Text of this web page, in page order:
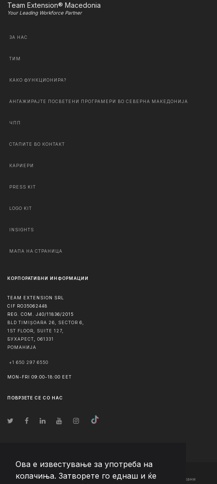
Ова е известување за употреба на
колачиња. Затворете го еднаш и ќе
Team Extension® Macedonia
Your Leading Workforce Partner
ЗА НАС
ТИМ
КАКО ФУНКЦИОНИРА?
АНГАЖИРАЈТЕ ПОСВЕТЕНИ ПРОГРАМЕРИ ВО СЕВЕРНА МАКЕДОНИЈА
ЧПП
СТАПИТЕ ВО КОНТАКТ
КАРИЕРИ
PRESS KIT
LOGO KIT
INSIGHTS
МАПА НА СТРАНИЦА
КОРПОРАТИВНИ ИНФОРМАЦИИ
TEAM EXTENSION SRL
CIF RO35062448
REG. COM. J40/11836/2015
BLD TIMIȘOARA 26, SECTOR 6,
1ST FLOOR, SUITE 127,
БУХАРЕСТ
061331
РОМАНИЈА
+1 650 297 6550
MON-FRI 09:00-18:00 EET
ПОВРЗЕТЕ СЕ СО НАС
© Авторско право2026 Team Extension Macedonia - Сите права задржани